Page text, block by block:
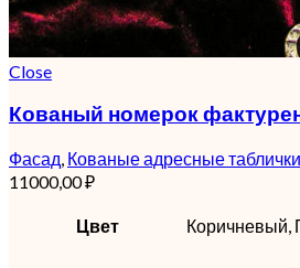
Close
Кованый номерок
Фасад, Кованые адресные таблички
11000,00₽
Цвет Коричневый,